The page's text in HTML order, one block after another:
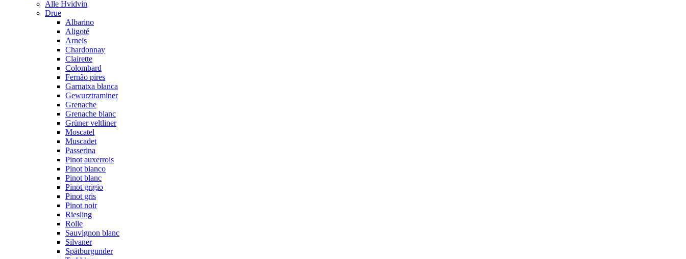
Alle Hvidvin
Drue
Albarino
Aligoté
Arneis
Chardonnay
Clairette
Colombard
Fernão pires
Garnatxa blanca
Gewurztraminer
Grenache
Grenache blanc
Grüner veltliner
Moscatel
Muscadet
Passerina
Pinot auxerrois
Pinot bianco
Pinot blanc
Pinot grigio
Pinot gris
Pinot noir
Riesling
Rolle
Sauvignon blanc
Silvaner
Spätburgunder